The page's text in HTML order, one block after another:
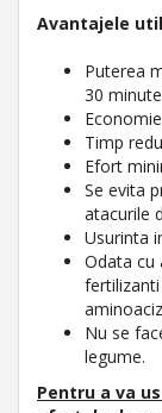
Avantajele
Puterea
30
Timp
Efort
Se evita
atacurile
Usurinta
Odata cu
Nu se
legume.
Pentru a va